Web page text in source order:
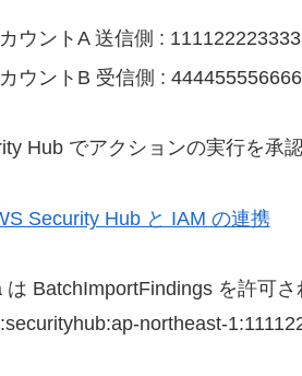
ウントA 送信側 : 111122223333
ウントB 受信側 : 444455556666
Hub でアクションの実行を承
Security Hub と IAM の連携
は BatchImportFindings を許可さ
northeast-